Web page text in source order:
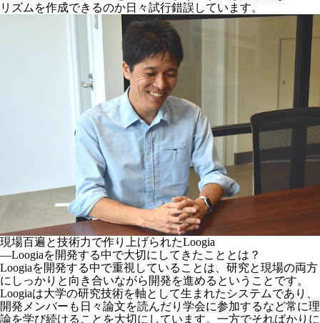
リズムを作成できるのか日々試行錯誤しています。
現場百遍と技術力で作り上げられたLoogia
―Loogiaを開発する中で大切にしてきたこととは？
Loogiaを開発する中で重視していることは、研究と現場の両方
にしっかりと向き合いながら開発を進めるということです。
Loogiaは大学の研究技術を軸として生まれたシステムであり、
開発メンバーも日々論文を読んだり学会に参加するなど常に理
論を学び続けることを大切にしています。一方でそればかりに